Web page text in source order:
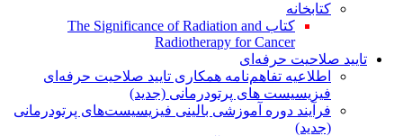
کتابخانه
کتاب The Significance of Radiation and
Radiotherapy for Cancer
تایید صلاحیت حرفه‌ای
اطلاعیه تفاهم‌نامه همکاری تایید صلاحیت حرفه‌ای
فیزیسیست های پرتودرمانی (جدید)
فرآیند دوره آموزشی بالینی فیزیسیست‌های پرتودرمانی
(جدید)